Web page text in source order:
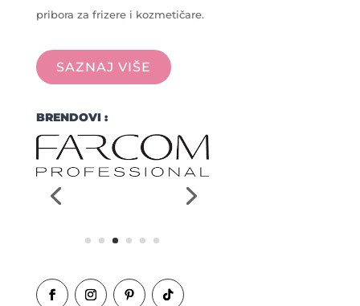
pribora za frizere i kozmetičare.
SAZNAJ VIŠE
BRENDOVI :